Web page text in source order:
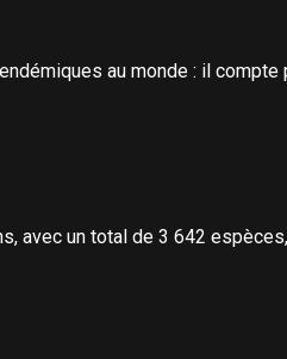
au monde : il
avec un total de 3 642